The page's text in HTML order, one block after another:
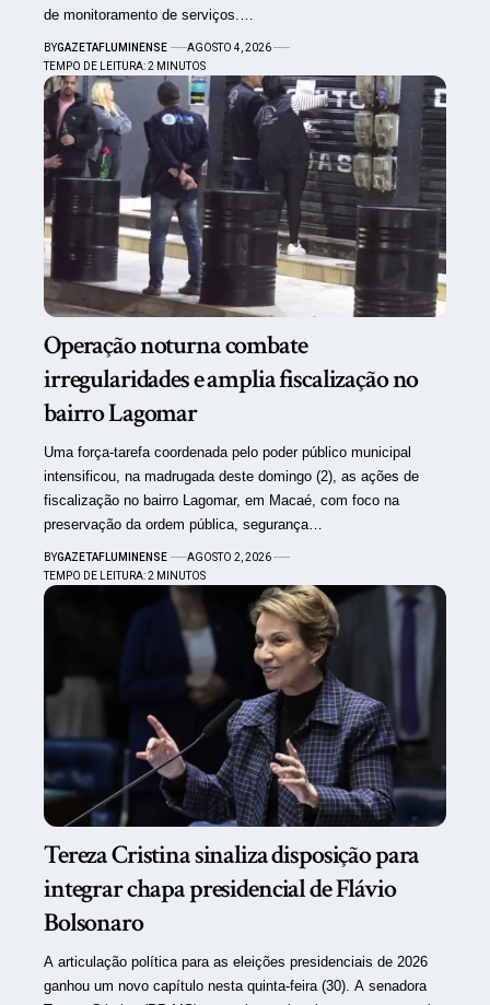
de monitoramento de serviços.…
BYGAZETAFLUMINENSE
AGOSTO 4, 2026
TEMPO DE LEITURA: 2 MINUTOS
Operação noturna combate
irregularidades e amplia fiscalização no
bairro Lagomar
Uma força-tarefa coordenada pelo poder público municipal
intensificou, na madrugada deste domingo (2), as ações de
fiscalização no bairro Lagomar, em Macaé, com foco na
preservação da ordem pública, segurança…
BYGAZETAFLUMINENSE
AGOSTO 2, 2026
TEMPO DE LEITURA: 2 MINUTOS
Tereza Cristina sinaliza disposição para
integrar chapa presidencial de Flávio
Bolsonaro
A articulação política para as eleições presidenciais de 2026
ganhou um novo capítulo nesta quinta-feira (30). A senadora